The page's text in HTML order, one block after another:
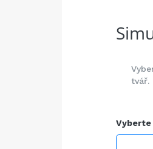
tvář.
Vyberte